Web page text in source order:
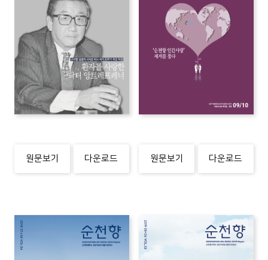
원문보기 다운로드 원문보기 다운로드